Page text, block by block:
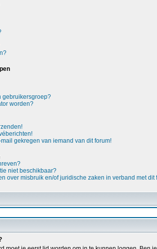
gebruikersgroep?
worden?
gekregen van iemand van dit forum!
niet beschikbaar?
over misbruik en/of juridische zaken in verband met dit